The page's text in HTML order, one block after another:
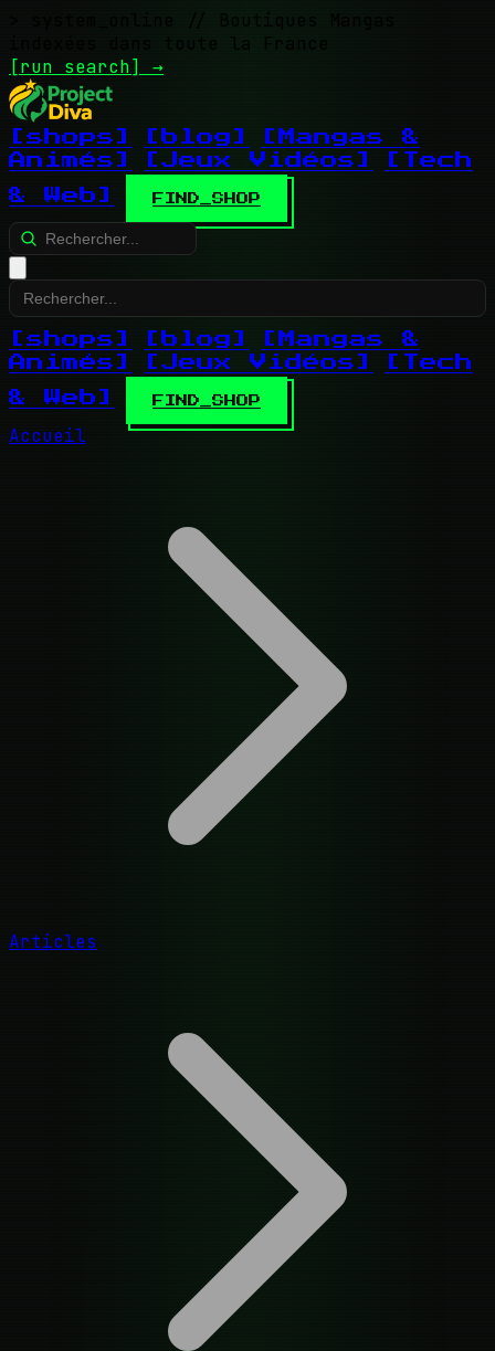
// Boutiques Mangas
indexées dans toute la France
[run search] →
[shops] [blog]
[Mangas &
Animés]
[Jeux Vidéos]
[Tech
& Web]
FIND_SHOP
[shops] [blog]
[Mangas &
Animés]
[Jeux Vidéos]
[Tech
& Web]
FIND_SHOP
Accueil
Articles